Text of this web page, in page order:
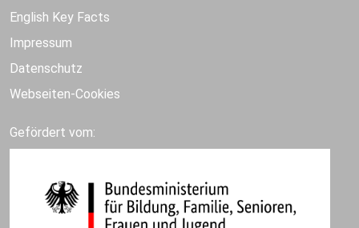
English Key Facts
Impressum
Datenschutz
Webseiten-Cookies
Gefördert vom: